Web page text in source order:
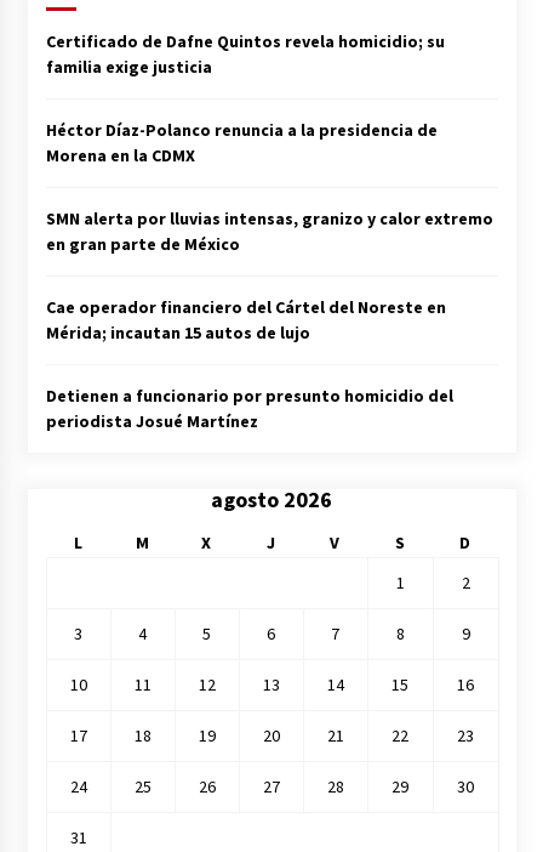
Certificado de Dafne Quintos revela homicidio; su
familia exige justicia
Héctor Díaz-Polanco renuncia a la presidencia de
Morena en la CDMX
SMN alerta por lluvias intensas, granizo y calor extremo
en gran parte de México
Cae operador financiero del Cártel del Noreste en
Mérida; incautan 15 autos de lujo
Detienen a funcionario por presunto homicidio del
periodista Josué Martínez
agosto 2026
L M X J V S
D
1
2
3 4 5 6 7 8 9
10 11 12 13 14 15 16
17 18 19 20 21 22 23
24 25 26 27 28 29 30
31